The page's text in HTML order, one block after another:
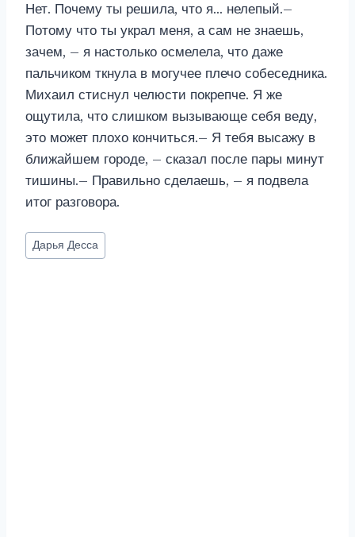
Нет. Почему ты решила, что я… нелепый.–
Потому что ты украл меня, а сам не знаешь,
зачем, – я настолько осмелела, что даже
пальчиком ткнула в могучее плечо собеседника.
Михаил стиснул челюсти покрепче. Я же
ощутила, что слишком вызывающе себя веду,
это может плохо кончиться.– Я тебя высажу в
ближайшем городе, – сказал после пары минут
тишины.– Правильно сделаешь, – я подвела
итог разговора. ​​​​​​​
Метки
записи:
Дарья Десса